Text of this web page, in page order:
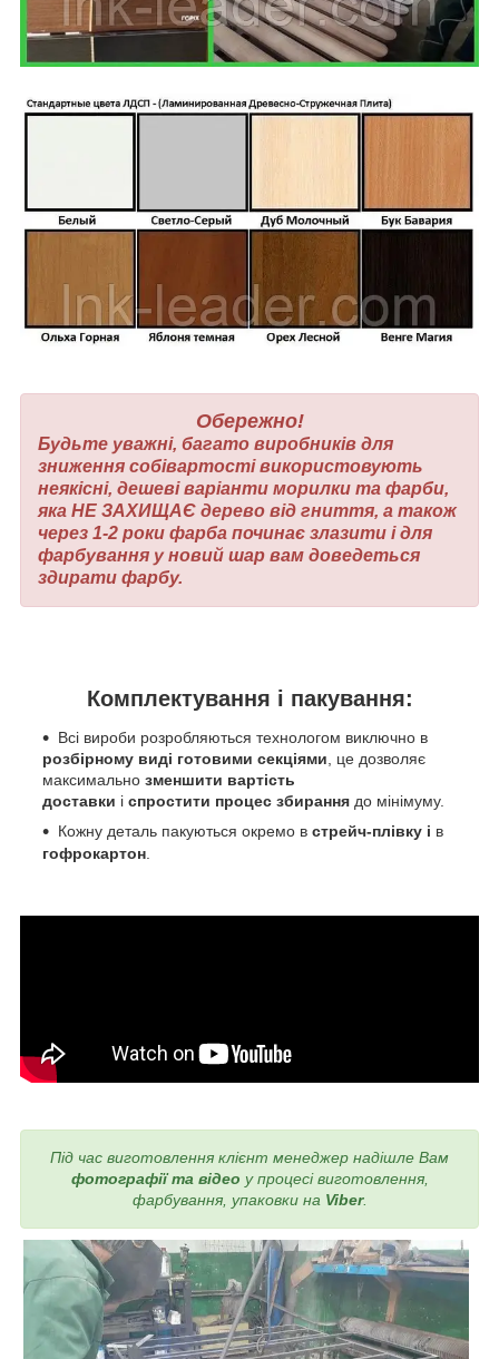
Обережно!
Будьте уважні, багато виробників для
зниження собівартості використовують
неякісні, дешеві варіанти морилки та фарби,
яка НЕ ЗАХИЩАЄ дерево від гниття, а також
через 1-2 роки фарба починає злазити і для
фарбування у новий шар вам доведеться
здирати фарбу.
Комплектування і пакування:
Всі вироби розробляються технологом виключно в
розбірному виді готовими секціями, це дозволяє
максимально зменшити вартість
доставки і спростити процес збирання до мінімуму.
Кожну деталь пакуються окремо в стрейч-плівку і в
гофрокартон.
Під час виготовлення клієнт менеджер надішле Вам
фотографії та відео у процесі виготовлення,
фарбування, упаковки на Viber.